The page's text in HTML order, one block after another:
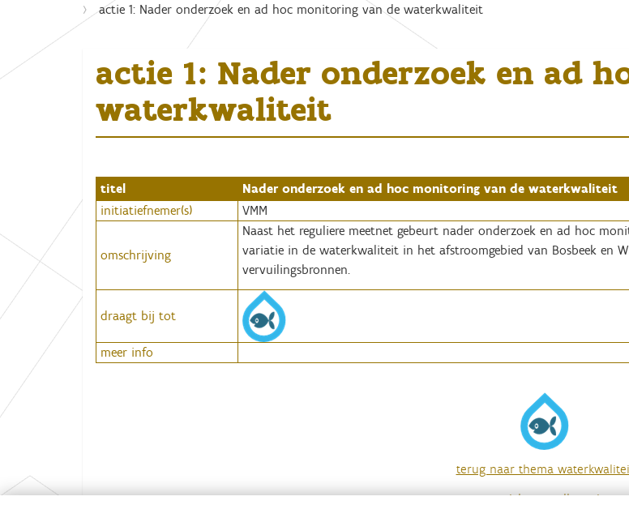
e
actie 1: Nader onderzoek en ad hoc monitoring van de waterkwaliteit
actie 1: Nader onderzoek en ad
waterkwaliteit
titel
Nader onderzoek en ad hoc monitoring van de waterkwaliteit
initiatiefnemer(s)
VMM
omschrijving
Naast het reguliere meetnet gebeurt nader onderzoek en ad hoc
variatie in de waterkwaliteit in het afstroomgebied van Bosbeek en
vervuilingsbronnen.
draagt bij tot
meer info
terug naar thema
overzicht van alle acties